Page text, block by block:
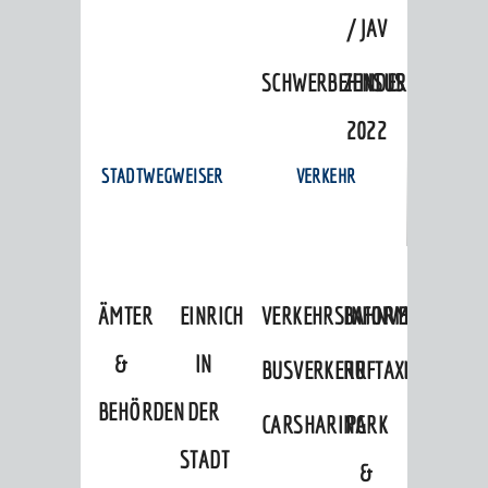
/ JAV
ZENSUS
2022
STADTWEGWEISER
ÄMTER
&
BEHÖRDEN
EINRICHTUNGEN
IN
DER
STADT
VERKEHR
VERKEHRSINFORMATIONEN
BAHNVERKEHR
BUSVERKEHRRUFTAXI
CARSHARINGPARK
&